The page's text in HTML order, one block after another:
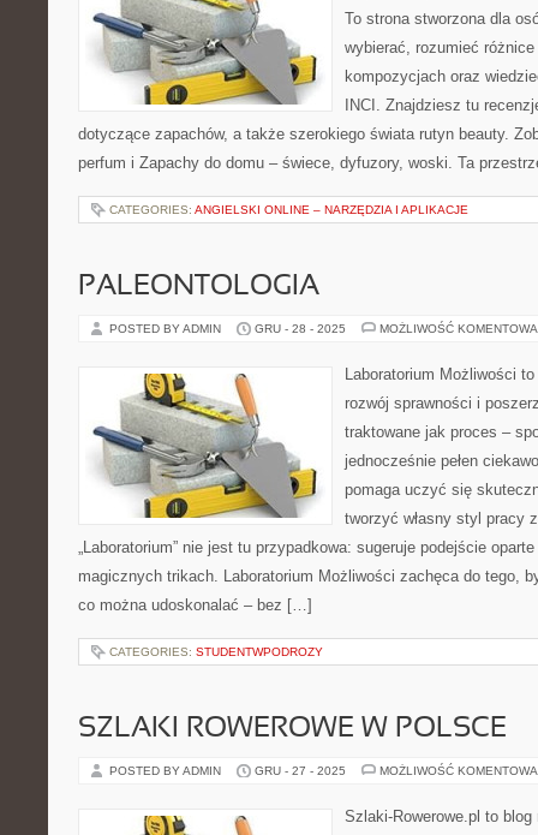
To strona stworzona dla
wybierać, rozumieć
kompozycjach oraz
INCI. Znajdziesz tu
dotyczące zapachów, a także szerokiego świata rutyn beauty.
perfum i Zapachy do domu – świece, dyfuzory, woski. Ta
CATEGORIES: ANGIELSKI ONLINE – NARZĘDZIA I APLIKACJE
PALEONTOLOGIA
POSTED BY ADMIN GRU - 28 - 2025 MOŻLIWOŚĆ
Laboratorium Możliwości
rozwój sprawności i
traktowane jak proces –
jednocześnie pełen
pomaga uczyć się
tworzyć własny styl pracy
„Laboratorium” nie jest tu przypadkowa: sugeruje podejście
magicznych trikach. Laboratorium Możliwości zachęca do tego,
co można udoskonalać – bez […]
CATEGORIES: STUDENTWPODROZY
SZLAKI ROWEROWE W POLSCE
POSTED BY ADMIN GRU - 27 - 2025 MOŻLIWOŚĆ
Szlaki-Rowerowe.pl to blog